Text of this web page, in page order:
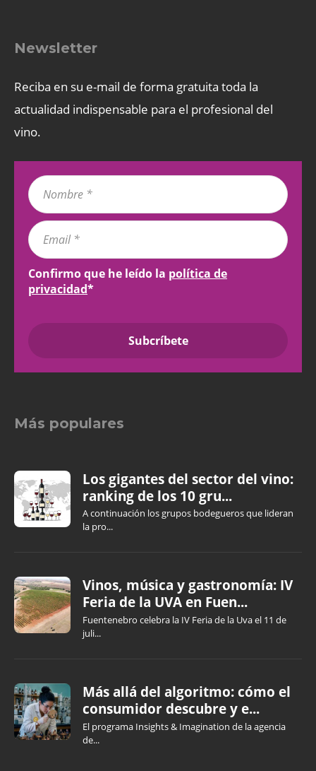
Newsletter
Reciba en su e-mail de forma gratuita toda la
actualidad indispensable para el profesional del
vino.
Confirmo que he leído la política de
privacidad*
Más populares
Los gigantes del sector del vino:
ranking de los 10 gru...
A continuación los grupos bodegueros que lideran
la pro...
Vinos, música y gastronomía: IV
Feria de la UVA en Fuen...
Fuentenebro celebra la IV Feria de la Uva el 11 de
juli...
Más allá del algoritmo: cómo el
consumidor descubre y e...
El programa Insights & Imagination de la agencia
de...